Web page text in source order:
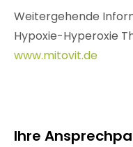
Weitergehende
Hypoxie-Hyperoxie
www.mitovit.de
Ihre